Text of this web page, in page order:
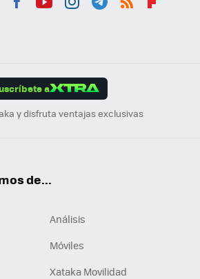
a
y disfruta ventajas exclusivas
de...
Análisis
Móviles
Xataka Movilidad